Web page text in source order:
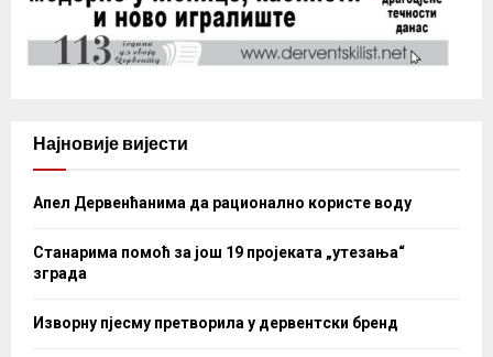
Најновије вијести
Апел Дервенћанима да рационално користе воду
Станарима помоћ за још 19 пројеката „утезања“
зграда
Изворну пјесму претворила у дервентски бренд